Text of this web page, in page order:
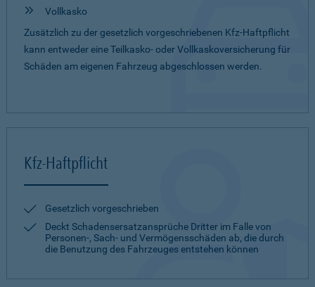
Vollkasko
Zusätzlich zu der gesetzlich vorgeschriebenen Kfz-Haftpflicht
kann entweder eine Teilkasko- oder Vollkaskoversicherung für
Schäden am eigenen Fahrzeug abgeschlossen werden.
Kfz-Haftpflicht
Gesetzlich vorgeschrieben
Deckt Schadensersatzansprüche Dritter im Falle von
Personen-, Sach- und Vermögensschäden ab, die durch
die Benutzung des Fahrzeuges entstehen können